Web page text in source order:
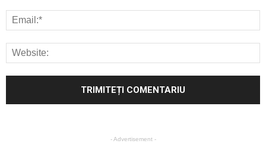
- Advertisement -